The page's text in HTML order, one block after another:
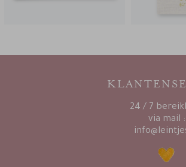
24 / 7
via mail :